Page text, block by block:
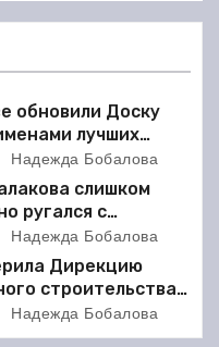
обновили Доску
лучших
Фото
Надежда Бобалова
слишком
ругался с
получил двое суток
Надежда Бобалова
Дирекцию
строительства в
нашла множество
Надежда Бобалова